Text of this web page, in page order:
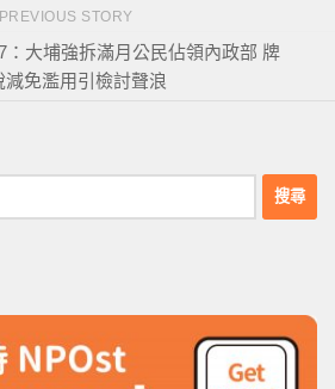
PREVIOUS STORY
：大埔強拆滿月公民佔領內政部 牌
減免濫用引檢討聲浪